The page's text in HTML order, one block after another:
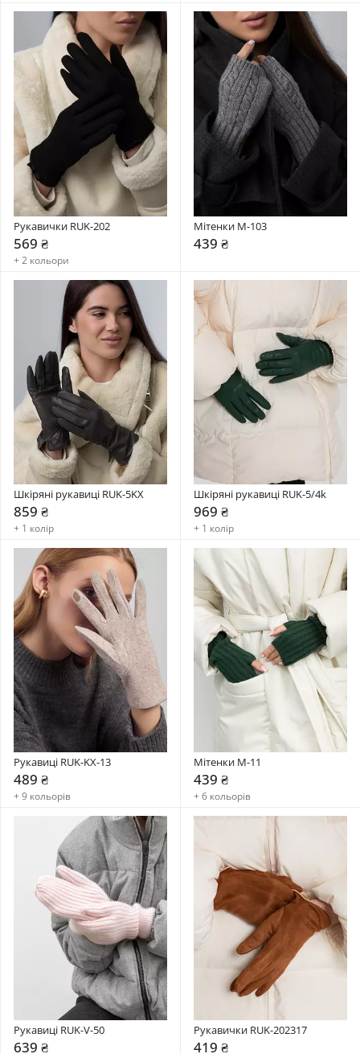
Рукавички RUK-202
569 ₴
+ 2 кольори
Мітенки М-103
439 ₴
Шкіряні рукавиці RUK-5KX
859 ₴
+ 1 колір
Шкіряні рукавиці RUK-5/4k
969 ₴
+ 1 колір
Рукавиці RUK-KX-13
489 ₴
+ 9 кольорів
Мітенки M-11
439 ₴
+ 6 кольорів
Рукавиці RUK-V-50
639 ₴
Рукавички RUK-202317
419 ₴